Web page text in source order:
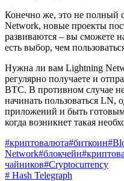
Конечно же, это не полный
Network, новые проекты
развиваются – вы сможете
есть выбор, чем
Нужна ли вам Lightning
регулярно получаете и
ВТС. В противном случае
начинать пользоваться LN,
приложений и быть
когда возникнет такая
#криптовалюта#биткоин#
Network#блокчейн#
чайников#Cryptocurrency
# Hash Telegraph